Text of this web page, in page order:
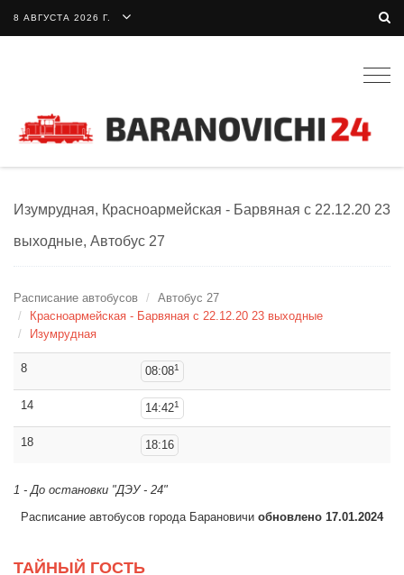
8 АВГУСТА 2026 Г.
Изумрудная, Красноармейская - Барвяная с 22.12.20 23
выходные, Автобус 27
Расписание автобусов
Автобус 27
Красноармейская - Барвяная с 22.12.20 23 выходные
Изумрудная
8 08:081
14 14:421
18 18:16
1 - До остановки "ДЭУ - 24"
Расписание автобусов города Барановичи обновлено 17.01.2024
ТАЙНЫЙ ГОСТЬ